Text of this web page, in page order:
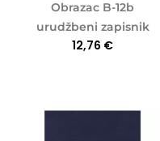
Obrazac B-12b
urudžbeni zapisnik
12,76 €